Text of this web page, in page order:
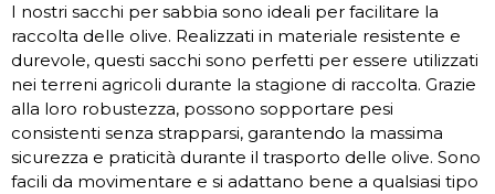
I nostri sacchi per sabbia sono ideali per facilitare la
raccolta delle olive. Realizzati in materiale resistente e
durevole, questi sacchi sono perfetti per essere utilizzati
nei terreni agricoli durante la stagione di raccolta. Grazie
alla loro robustezza, possono sopportare pesi
consistenti senza strapparsi, garantendo la massima
sicurezza e praticità durante il trasporto delle olive. Sono
facili da movimentare e si adattano bene a qualsiasi tipo